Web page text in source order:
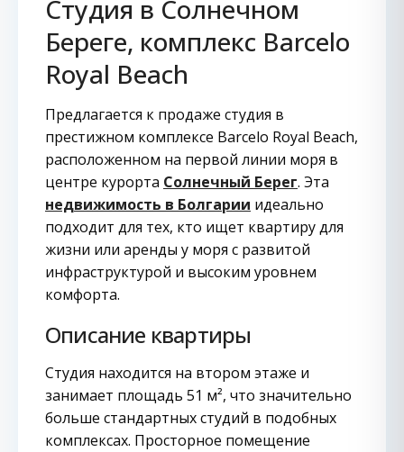
Студия в Солнечном
Береге, комплекс Barcelo
Royal Beach
Предлагается к продаже студия в
престижном комплексе Barcelo Royal Beach,
расположенном на первой линии моря в
центре курорта Солнечный Берег. Эта
недвижимость в Болгарии идеально
подходит для тех, кто ищет квартиру для
жизни или аренды у моря с развитой
инфраструктурой и высоким уровнем
комфорта.
Описание квартиры
Студия находится на втором этаже и
занимает площадь 51 м², что значительно
больше стандартных студий в подобных
комплексах. Просторное помещение